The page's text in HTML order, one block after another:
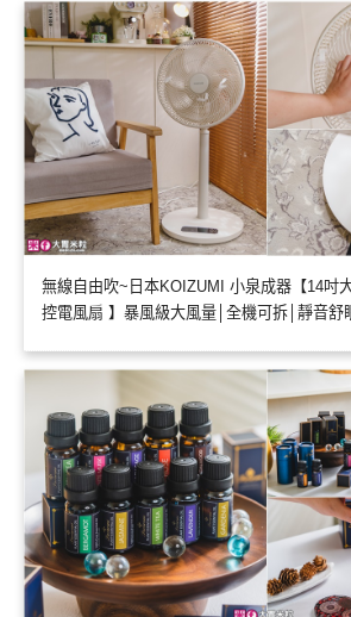
無線自由吹~日本KOIZUMI 小泉成器【14吋
控電風扇 】暴風級大風量│全機可拆│靜音舒